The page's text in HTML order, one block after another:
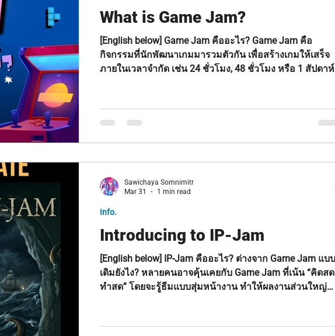
What is Game Jam?
[English below] Game Jam คืออะไร? Game Jam คือ
กิจกรรมที่นักพัฒนาเกมมารวมตัวกัน เพื่อสร้างเกมให้เสร็จ
ภายในเวลาจำกัด เช่น 24 ชั่วโมง, 48 ชั่วโมง หรือ 1 สัปดาห์
Control” หรือ “One Button” ทำเดี่ยวหรือเป็นทีมก็ได้ เป้า
หมายคือสร้างเกมที่ “เล่นได้จริง” ตัวอย่างงานดัง Global
Introducing to IP-Jam
[English below] IP-Jam คืออะไร? ต่างจาก Game Jam แบบ
เดิมยังไง? หลายคนอาจคุ้นเคยกับ Game Jam ที่เน้น “คิดสด
ทำสด” โดยจะรู้ธีมแบบสุ่มหน้างาน ทำให้ผลงานส่วนใหญ่
(ทรัพย์สินทางปัญญา) เป็นแกนหลักในการพัฒนา สรุปสั้น ๆ
Info.
Sawichaya Somnimitr
Mar 31
1 min read